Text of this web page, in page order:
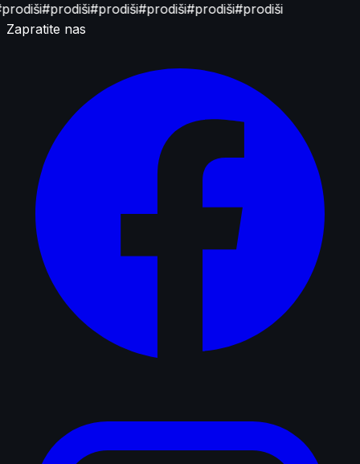
#prodiši#prodiši#prodiši#prodiši#prodiši
Zapratite nas